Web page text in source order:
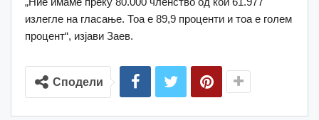
излегле на гласање. Тоа е 89,9 проценти и тоа е голем
процент“, изјави Заев.
Сподели